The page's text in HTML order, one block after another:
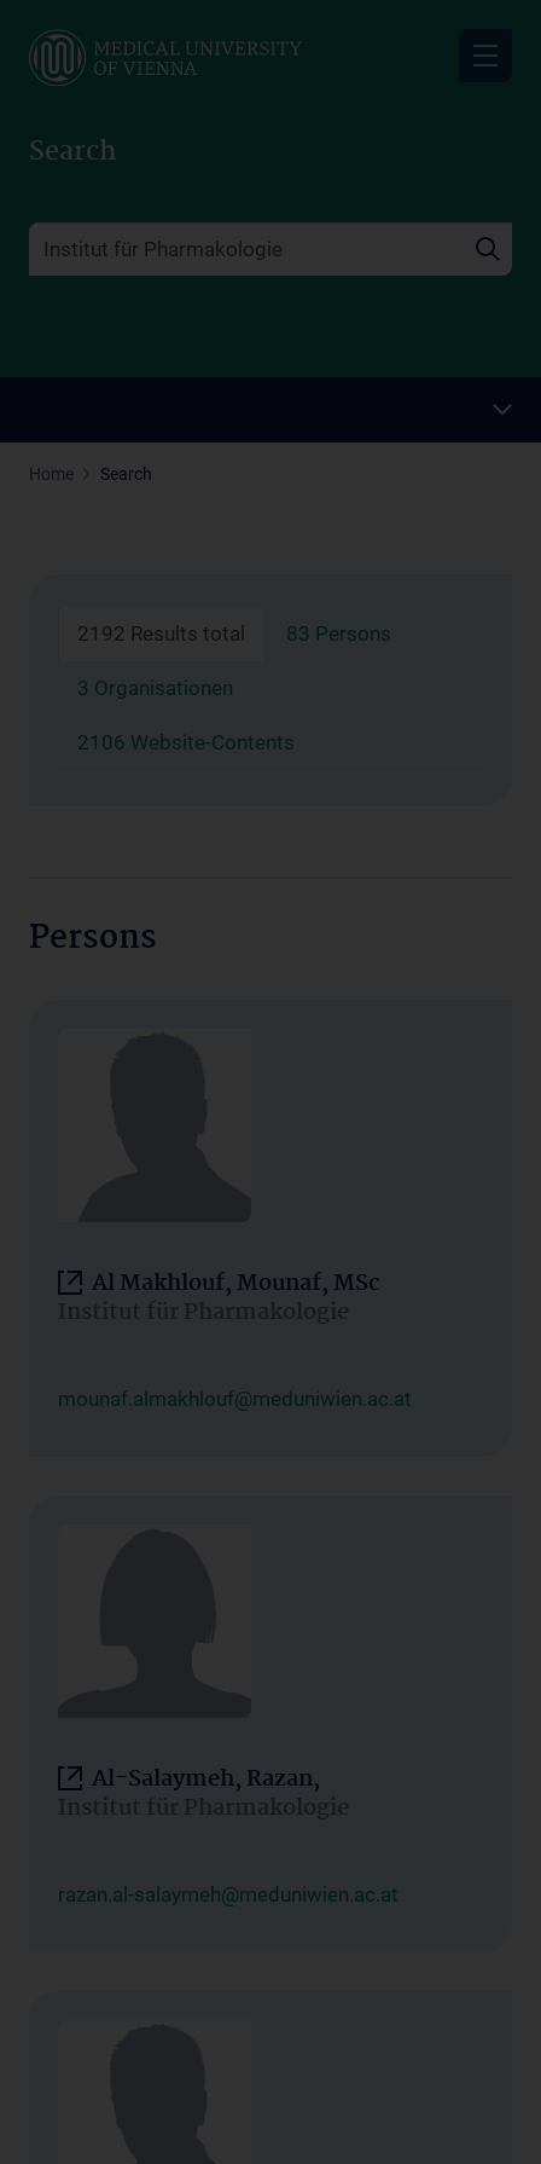
main
Search
Home Search
2192 Results total 83 Persons
3 Organisationen
2106 Website-Contents
Persons
Al Makhlouf, Mounaf, MSc
Institut für Pharmakologie
mounaf.almakhlouf@meduniwien.ac.at
Al-Salaymeh, Razan,
Institut für Pharmakologie
razan.al-salaymeh@meduniwien.ac.at